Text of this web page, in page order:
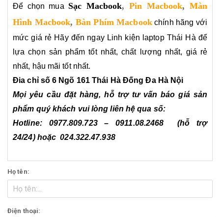
Để chọn mua Sạc Macbook, Pin Macbook, Màn
Hình Macbook, Bàn Phím Macbookchính hãng với
mức giá rẻ Hãy đến ngay Linh kiện laptop Thái Hà để
lựa chọn sản phẩm tốt nhất, chất lượng nhất, giá rẻ
nhất, hậu mãi tốt nhất.
Đia chỉ số 6 Ngõ 161 Thái Hà Đống Đa Hà Nội
Mọi yêu cầu đặt hàng, hỗ trợ tư vấn báo giá sản
phẩm quý khách vui lòng liên hệ qua số:
Hotline:
0977.809.723–0911.08.2468 (hỗ trợ
24/24)hoặc 024.322.47.938
Họ tên:
Điện thoại: